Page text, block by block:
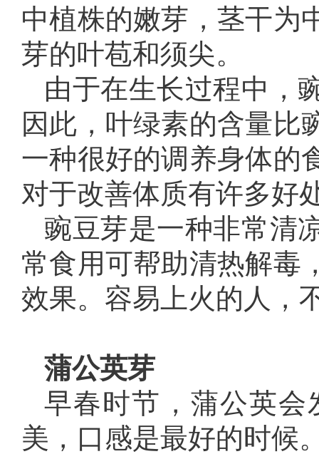
中植株的嫩芽，茎干为
芽的叶苞和须尖。
由于在生长过程中，
因此，叶绿素的含量比
一种很好的调养身体的
对于改善体质有许多好
豌豆芽是一种非常清
常食用可帮助清热解毒
效果。容易上火的人，
蒲公英芽
早春时节，蒲公英
美，口感是最好的时候